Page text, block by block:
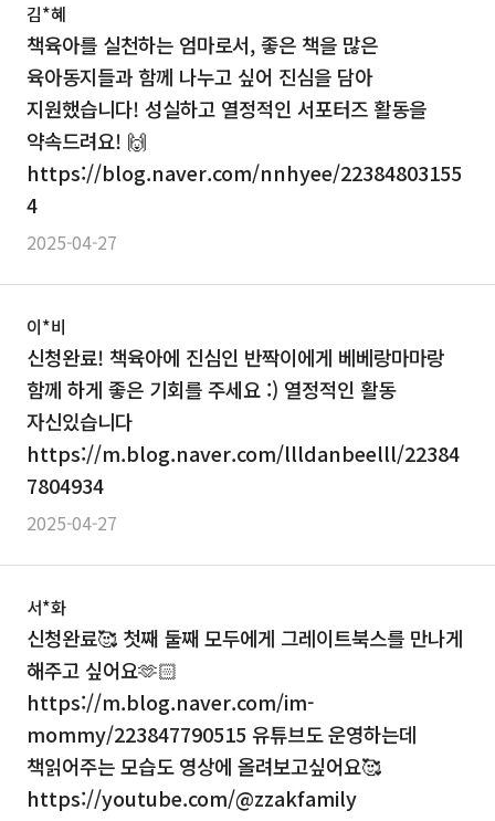
김*혜
책육아를 실천하는 엄마로서, 좋은 책을 많은
육아동지들과 함께 나누고 싶어 진심을 담아
지원했습니다! 성실하고 열정적인 서포터즈 활동을
약속드려요! 🙌
https://blog.naver.com/nnhyee/22384803155
4
2025-04-27
이*비
신청완료! 책육아에 진심인 반짝이에게 베베랑마마랑
함께 하게 좋은 기회를 주세요 :) 열정적인 활동
자신있습니다
https://m.blog.naver.com/llldanbeelll/22384
7804934
2025-04-27
서*화
신청완료🥰 첫째 둘째 모두에게 그레이트북스를 만나게
해주고 싶어요🫶🏻
https://m.blog.naver.com/im-
mommy/223847790515 유튜브도 운영하는데
책읽어주는 모습도 영상에 올려보고싶어요🥰
https://youtube.com/@zzakfamily